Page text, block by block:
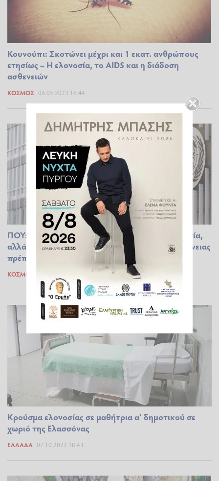
Κουνούπι: Σκοτώνει μέχρι και 1 εκατ. ανθρώπους
ετησίως – Η ελονοσία, το AIDS και η διάδοση
ασθενειών
ΚΌΣΜΟΣ 06.05.2023 16:44
ΠΟΥ: Το 2021 μειώθηκαν οι θάνατοι από ελονοσία,
αλλά οι προσπάθειες για την εξάλειψη της ασθένειας
πρέπει να ενταθούν
ΚΌΣΜΟΣ
Κρούσμα ελονοσίας σε μαθήτρια α’ δημοτικού σε
χωριό της Ελασσόνας
ΕΛΛΆΔΑ 07.10.2022 18:43